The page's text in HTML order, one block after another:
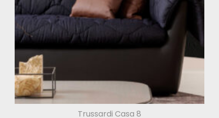
Trussardi Casa 8